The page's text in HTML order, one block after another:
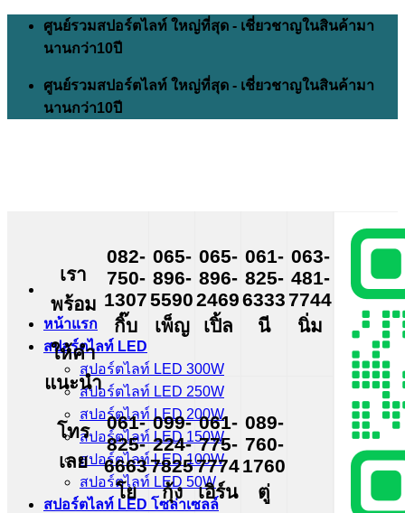
Skip
content
ศูนย์รวมสปอร์ตไลท์ ใหญ่ที่สุด - เชี่ยวชาญในสินค้ามา
นานกว่า10ปี
ศูนย์รวมสปอร์ตไลท์ ใหญ่ที่สุด - เชี่ยวชาญในสินค้ามา
นานกว่า10ปี
หน้าแรก
สปอร์ตไลท์ LED
สปอร์ตไลท์ LED 300W
สปอร์ตไลท์ LED 250W
สปอร์ตไลท์ LED 200W
สปอร์ตไลท์ LED 150W
สปอร์ตไลท์ LED 100W
สปอร์ตไลท์ LED 50W
สปอร์ตไลท์ LED โซล่าเซลล์
เรา
พร้อม
ให้คำ
แนะนำ
โทร
เลย
082-
750-
1307
กิ๊บ
065-
896-
5590
เพ็ญ
065-
896-
2469
เปิ้ล
061-
825-
6333
นี
063-
481-
7744
นิ่ม
061-
825-
6663
โย
099-
224-
7825
กุ้ง
061-
775-
7774
เอิร์น
089-
760-
1760
ตู่